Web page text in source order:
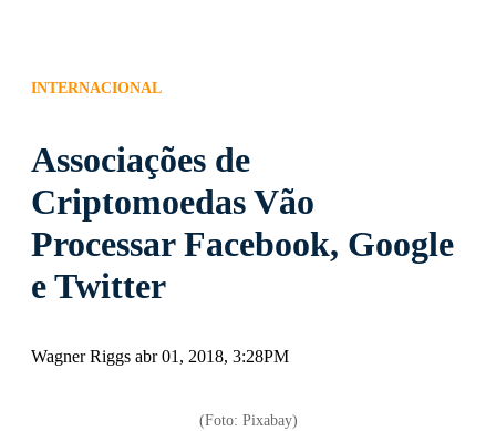
INTERNACIONAL
Associações de
Criptomoedas Vão
Processar Facebook, Google
e Twitter
Wagner Riggs abr 01, 2018, 3:28PM
(Foto: Pixabay)